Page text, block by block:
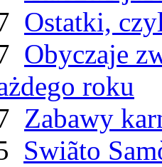
Ostatki,
Obyczaje
roku
Zabawy
Swiãto